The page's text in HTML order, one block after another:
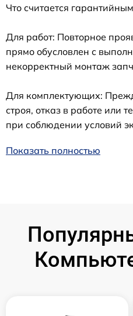
Что считается
Для работ: Повторное
прямо обусловлен с
некорректный монтаж
Для комплектующих:
строя, отказ в работе или
при соблюдении условий
Показать полностью